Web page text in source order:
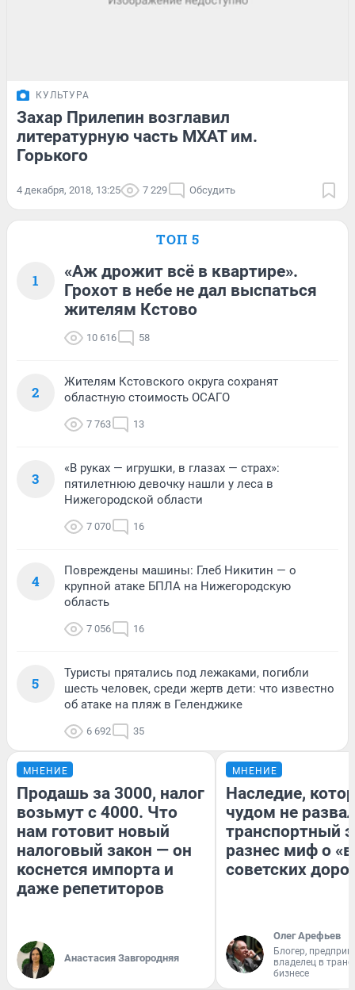
КУЛЬТУРА
Захар Прилепин возглавил
литературную часть МХАТ им.
Горького
4 декабря, 2018, 13:25 7 229 Обсудить
ТОП 5
1
«Аж дрожит всё в квартире».
Грохот в небе не дал выспаться
жителям Кстово
10 616 58
2
Жителям Кстовского округа сохранят
областную стоимость ОСАГО
7 763 13
3
«В руках — игрушки, в глазах — страх»:
пятилетнюю девочку нашли у леса в
Нижегородской области
7 070 16
4
Повреждены машины: Глеб Никитин — о
крупной атаке БПЛА на Нижегородскую
область
7 056 16
5
Туристы прятались под лежаками, погибли
шесть человек, среди жертв дети: что известно
об атаке на пляж в Геленджике
6 692 35
МНЕНИЕ
Продашь за 3000, налог
возьмут с 4000. Что
нам готовит новый
налоговый закон — он
коснется импорта и
даже репетиторов
Анастасия Завгородняя
МНЕНИЕ
Наследие,
чудом не
транспортный
разнес миф о
советских
Олег Арефьев
Блогер,
владелец в
бизнесе